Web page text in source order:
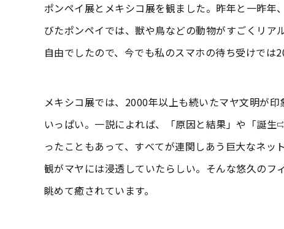
ポンペイ展とメキシコ展を観ました。昨年と一昨
びたポンペイでは、獣や鳥などの動物がすごくリ
自由でしたので、今でも私のスマホの待ち受けでは
メキシコ展では、2000年以上も続いたマヤ文明が
いっぱい。一説によれば、「原因と結果」や「誕
ったこともあって、すべてが連関しあう巨大なネ
観がマヤには浸透していたらしい。そんな悠久の
眺めて癒されています。